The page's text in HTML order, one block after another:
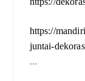
https://
juntai-
...